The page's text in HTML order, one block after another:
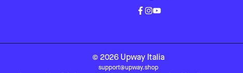
© 2026 Upway Italia
support@upway.shop